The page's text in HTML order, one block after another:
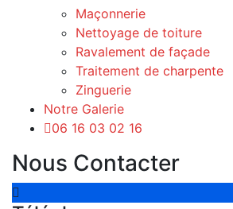
Maçonnerie
Nettoyage de toiture
Ravalement de façade
Traitement de charpente
Zinguerie
Notre Galerie
06 16 03 02 16
Nous Contacter